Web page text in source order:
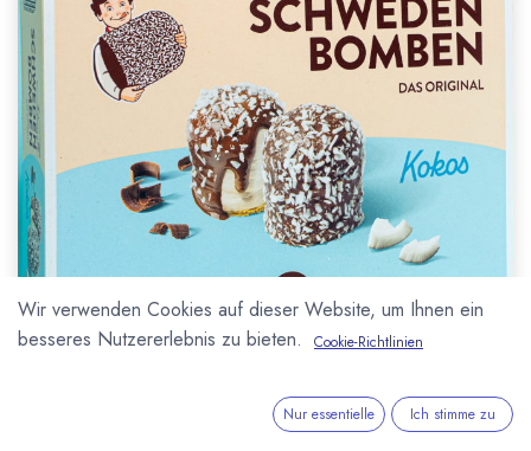
Wir verwenden Cookies auf dieser Website, um Ihnen ein
besseres Nutzererlebnis zu bieten.
Cookie-Richtlinien
Nur essentielle Ich stimme zu